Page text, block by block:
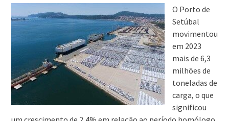
O Porto de
Setúbal
movimentou
em 2023
mais de 6,3
milhões de
toneladas de
carga, o que
significou